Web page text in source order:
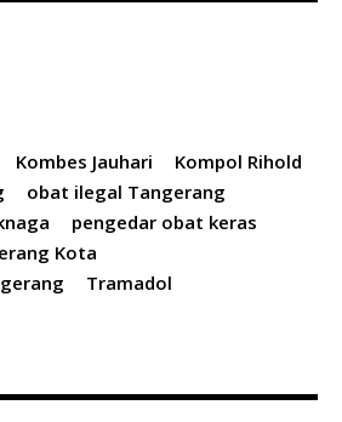
Kombes Jauhari
Kompol Rihold
obat ilegal Tangerang
pengedar obat keras
Kota
Tramadol